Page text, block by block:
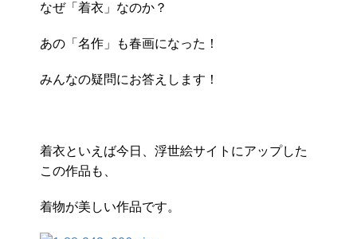
なぜ「着衣」なのか？
あの「名作」も春画になった！
みんなの疑問にお答えします！
着衣といえば今日、浮世絵サイトにアップした
この作品も、
着物が美しい作品です。